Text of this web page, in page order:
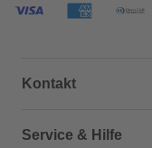
Kontakt
Dein Kontakt zu uns
Service & Hilfe